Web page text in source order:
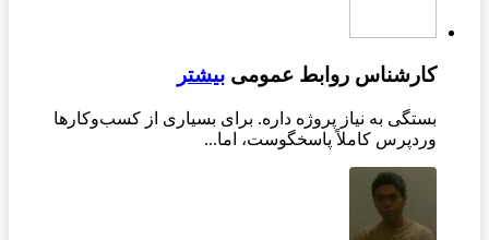
کارشناس روابط عمومی بیشتر
بستگی به نیاز پروژه داره. برای بسیاری از کسب‌وکارها
وردپرس کاملاً پاسخگوست، اما...